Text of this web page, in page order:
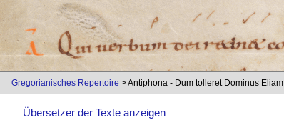
Gregorianisches Repertoire > Antiphona - Dum tolleret Dominus Eliam
Übersetzer der Texte anzeigen